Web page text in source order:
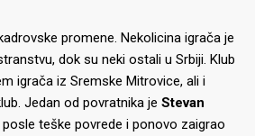
promene. Nekolicina igrača je
dok su neki ostali u Srbiji. Klub
igrača iz Sremske Mitrovice, ali i
Jedan od povratnika je Stevan
teške povrede i ponovo zaigrao